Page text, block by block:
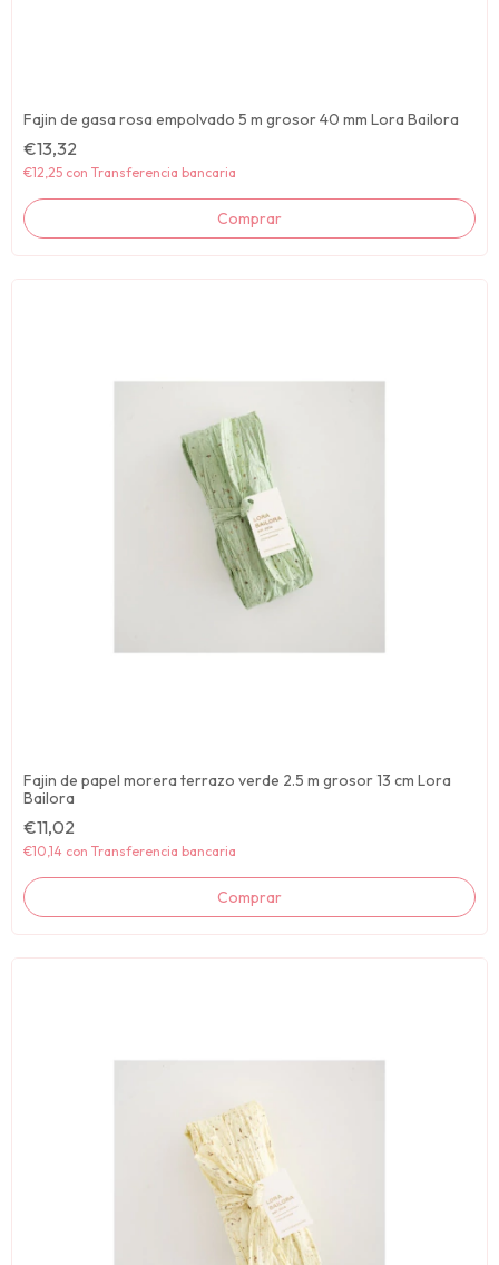
Fajin de gasa rosa empolvado 5 m grosor 40 mm Lora Bailora
€13,32
€12,25 con Transferencia bancaria
Fajin de papel morera terrazo verde 2.5 m grosor 13 cm Lora
Bailora
€11,02
€10,14 con Transferencia bancaria